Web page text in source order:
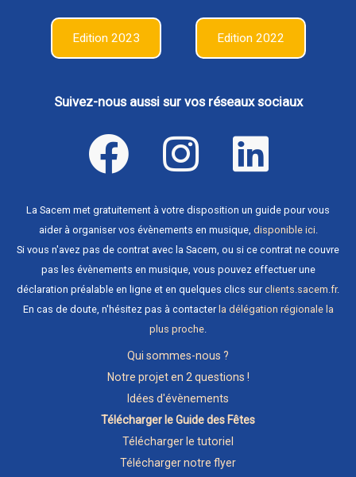
Edition 2023 Edition 2022
Suivez-nous aussi sur vos réseaux sociaux
La Sacem met gratuitement à votre disposition un guide pour vous
aider à organiser vos évènements en musique, disponible ici.
Si vous n'avez pas de contrat avec la Sacem, ou si ce contrat ne couvre
pas les évènements en musique, vous pouvez effectuer une
déclaration préalable en ligne et en quelques clics surclients.sacem.fr.
En cas de doute, n'hésitez pas à contacter la délégation régionale la
plus proche.
Qui sommes-nous ?
Notre projet en 2 questions !
Idées d'évènements
Télécharger le Guide des Fêtes
Télécharger le tutoriel
Télécharger notre flyer